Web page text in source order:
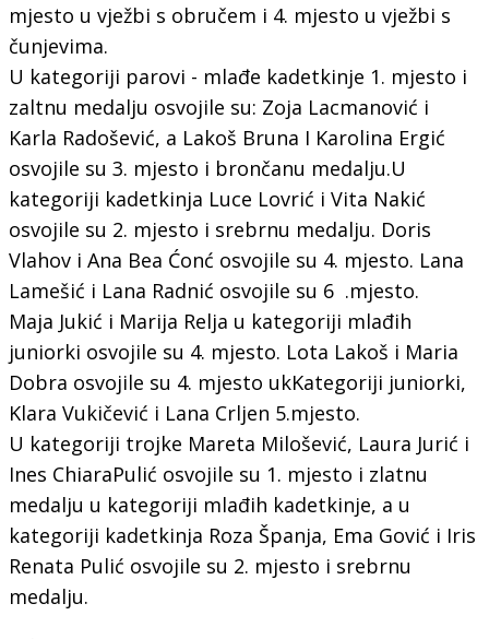
mjesto u vježbi s obručem i 4. mjesto u vježbi s
čunjevima.
U kategoriji parovi - mlađe kadetkinje 1. mjesto i
zaltnu medalju osvojile su: Zoja Lacmanović i
Karla Radošević, a Lakoš Bruna I Karolina Ergić
osvojile su 3. mjesto i brončanu medalju.U
kategoriji kadetkinja Luce Lovrić i Vita Nakić
osvojile su 2. mjesto i srebrnu medalju. Doris
Vlahov i Ana Bea Ćonć osvojile su 4. mjesto. Lana
Lamešić i Lana Radnić osvojile su 6 .mjesto.
Maja Jukić i Marija Relja u kategoriji mlađih
juniorki osvojile su 4. mjesto. Lota Lakoš i Maria
Dobra osvojile su 4. mjesto ukKategoriji juniorki,
Klara Vukičević i Lana Crljen 5.mjesto.
U kategoriji trojke Mareta Milošević, Laura Jurić i
Ines ChiaraPulić osvojile su 1. mjesto i zlatnu
medalju u kategoriji mlađih kadetkinje, a u
kategoriji kadetkinja Roza Španja, Ema Gović i Iris
Renata Pulić osvojile su 2. mjesto i srebrnu
medalju.